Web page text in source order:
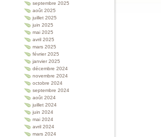
septembre 2025
août 2025
juillet 2025
juin 2025
mai 2025
avril 2025
mars 2025
février 2025
janvier 2025
décembre 2024
novembre 2024
octobre 2024
septembre 2024
août 2024
juillet 2024
juin 2024
mai 2024
avril 2024
mars 2024